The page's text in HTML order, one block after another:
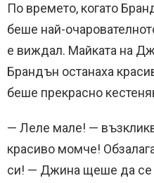
По времето, когато
беше най-
е виждал. Майката на
Брандън останаха
беше прекрасно
— Леле мале! —
красиво момче!
си! — Джина щеше да се